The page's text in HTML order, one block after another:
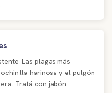
Las plagas más
harinosa y el pulgón
Tratá con jabón